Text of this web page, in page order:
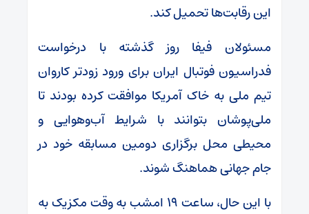
این رقابت‌ها تحمیل کند.
مسئولان فیفا روز گذشته با درخواست
فدراسیون فوتبال ایران برای ورود زودتر کاروان
تیم ملی به خاک آمریکا موافقت کرده بودند تا
ملی‌پوشان بتوانند با شرایط آب‌وهوایی و
محیطی محل برگزاری دومین مسابقه خود در
جام جهانی هماهنگ شوند.
با این حال، ساعت ۱۹ امشب به وقت مکزیک به